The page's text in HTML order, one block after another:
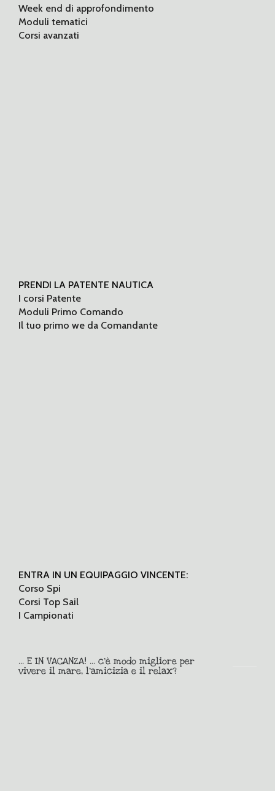
Week end di approfondimento
Moduli tematici
Corsi avanzati
PRENDI LA PATENTE NAUTICA
I corsi Patente
Moduli Primo Comando
Il tuo primo we da Comandante
ENTRA IN UN EQUIPAGGIO VINCENTE:
Corso Spi
Corsi Top Sail
I Campionati
... E IN VACANZA! ... c'è modo migliore per
vivere il mare, l'amicizia e il relax?